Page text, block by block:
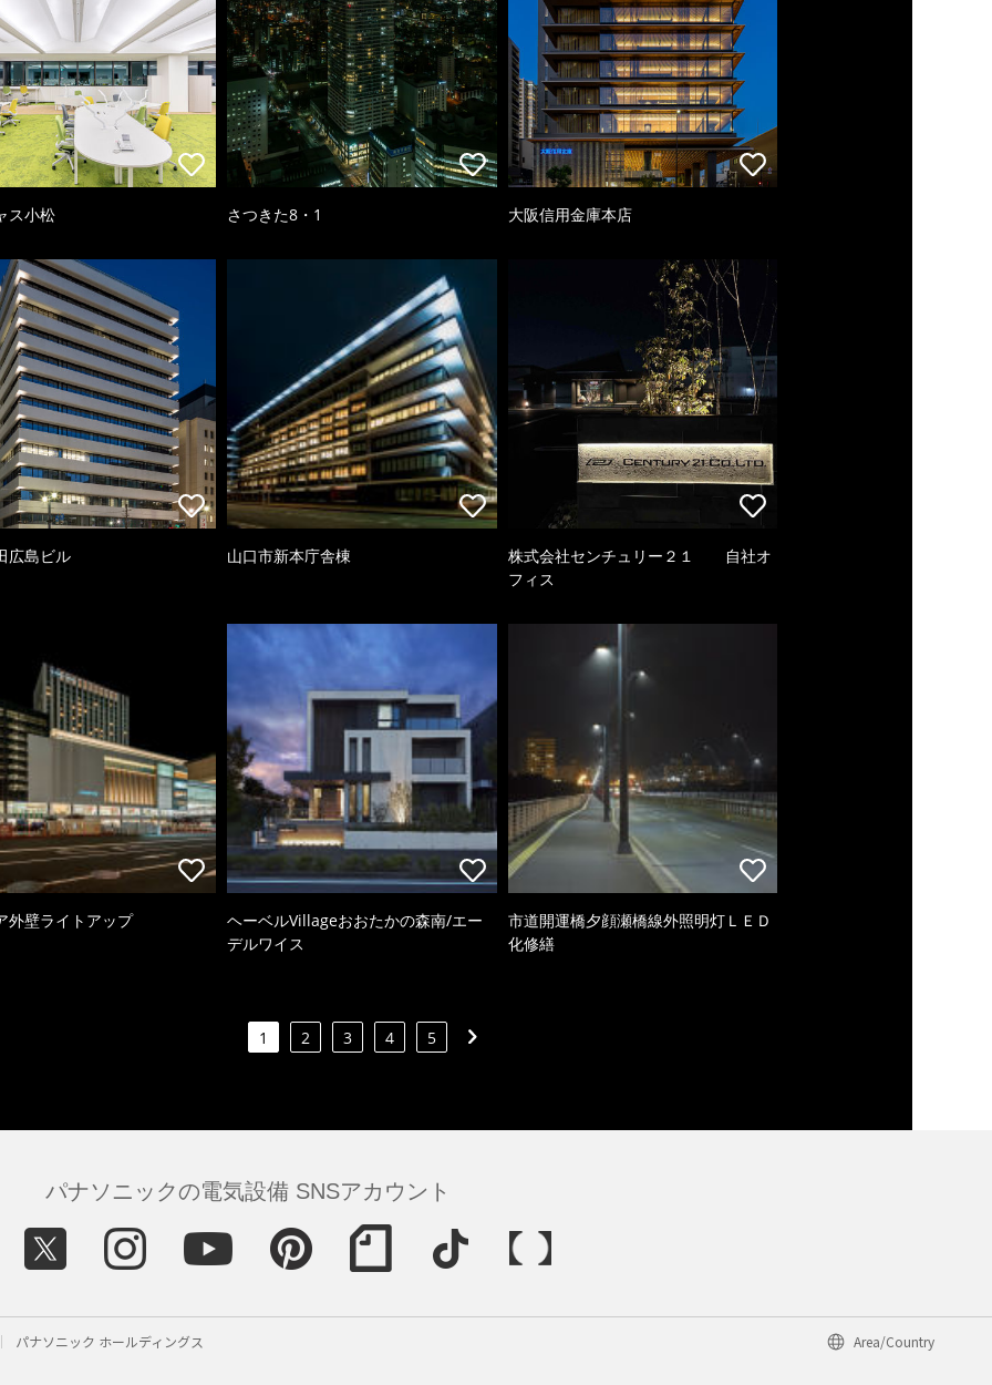
ス小松 さつきた8・1 大阪信用金庫本店
広島ビル 山口市新本庁舎棟
株式会社センチュリー２１ 自社オ
フィス
外壁ライトアップ
ヘーベルVillageおおたかの森南/エー
デルワイス
市道開運橋夕顔瀬橋線外照明灯ＬＥＤ
化修繕
1 2 3 4 5
パナソニックの電気設備 SNSアカウント
パナソニック ホールディングス Area/Country